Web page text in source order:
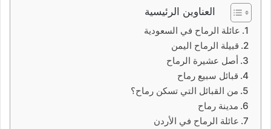
العناوين الرئيسية
عائلة الرماح في السعودية
قبيلة الرماح اليمن
أصل عشيرة الرماح
قبائل سبيع رماح
من القبائل التي تسكن رماح؟
مدينة رماح
عائلة الرماح في الأردن